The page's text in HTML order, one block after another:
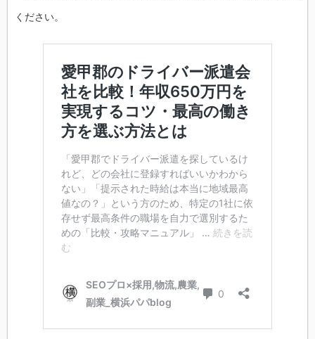
ください。